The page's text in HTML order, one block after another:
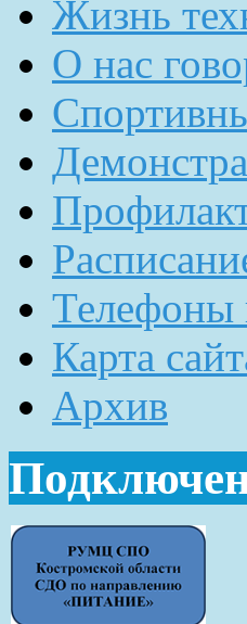
Жизнь
О нас
Телефоны
Карта
Архив